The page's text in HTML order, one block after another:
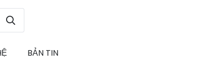
BẢN TIN